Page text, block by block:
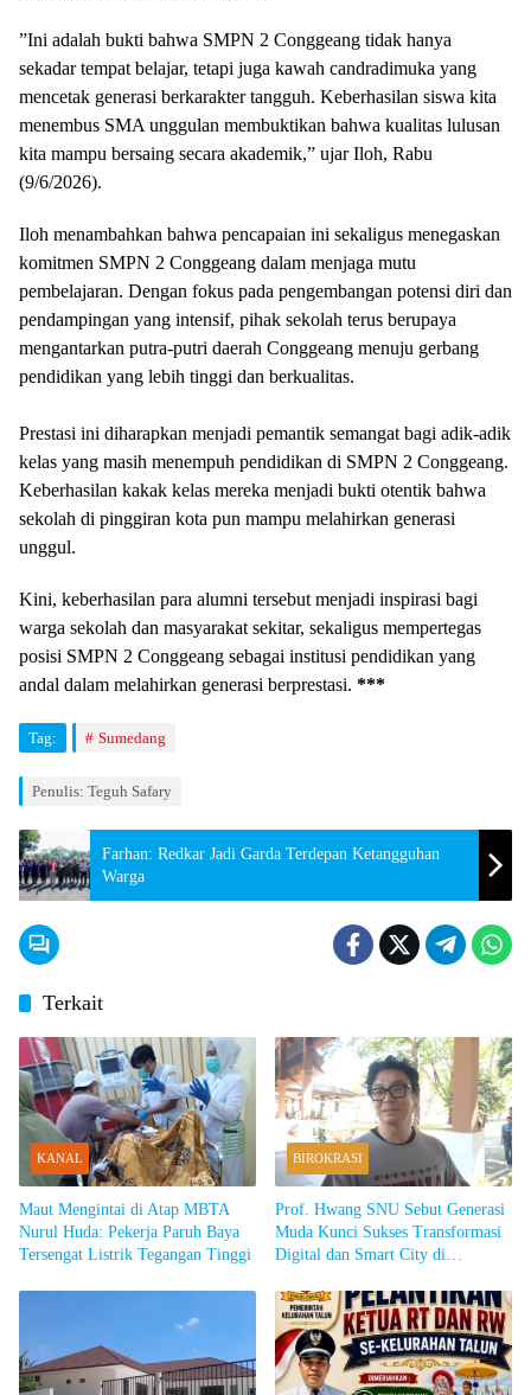
​”Ini adalah bukti bahwa SMPN 2 Conggeang tidak hanya
sekadar tempat belajar, tetapi juga kawah candradimuka yang
mencetak generasi berkarakter tangguh. Keberhasilan siswa kita
menembus SMA unggulan membuktikan bahwa kualitas lulusan
kita mampu bersaing secara akademik,” ujar Iloh, Rabu
(9/6/2026).
​Iloh menambahkan bahwa pencapaian ini sekaligus menegaskan
komitmen SMPN 2 Conggeang dalam menjaga mutu
pembelajaran. Dengan fokus pada pengembangan potensi diri dan
pendampingan yang intensif, pihak sekolah terus berupaya
mengantarkan putra-putri daerah Conggeang menuju gerbang
pendidikan yang lebih tinggi dan berkualitas.
​Prestasi ini diharapkan menjadi pemantik semangat bagi adik-adik
kelas yang masih menempuh pendidikan di SMPN 2 Conggeang.
Keberhasilan kakak kelas mereka menjadi bukti otentik bahwa
sekolah di pinggiran kota pun mampu melahirkan generasi
unggul.
​Kini, keberhasilan para alumni tersebut menjadi inspirasi bagi
warga sekolah dan masyarakat sekitar, sekaligus mempertegas
posisi SMPN 2 Conggeang sebagai institusi pendidikan yang
andal dalam melahirkan generasi berprestasi. ***
Tag: Sumedang
Penulis: Teguh Safary
Farhan: Redkar Jadi Garda Terdepan Ketangguhan
Warga
Terkait
KANAL
Maut Mengintai di Atap MBTA
Nurul Huda: Pekerja Paruh Baya
Tersengat Listrik Tegangan Tinggi
BIROKRASI
Prof. Hwang SNU Sebut Generasi
Muda Kunci Sukses Transformasi
Digital dan Smart City di